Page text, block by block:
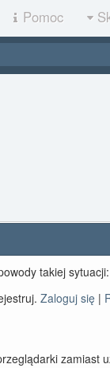
Pomoc
takiej sytuacji:
Zaloguj się|
zamiast